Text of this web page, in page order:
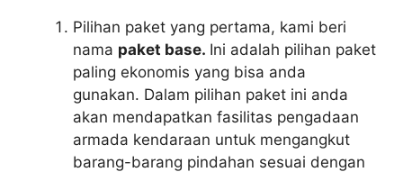
Pilihan paket yang pertama, kami beri
nama paket base. Ini adalah pilihan paket
paling ekonomis yang bisa anda
gunakan. Dalam pilihan paket ini anda
akan mendapatkan fasilitas pengadaan
armada kendaraan untuk mengangkut
barang-barang pindahan sesuai dengan